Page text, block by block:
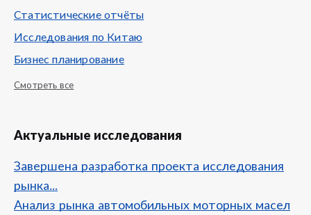
Статистические отчёты
Исследования по Китаю
Бизнес планирование
Смотреть все
Актуальные исследования
Завершена разработка проекта исследования
рынка...
Анализ рынка автомобильных моторных масел